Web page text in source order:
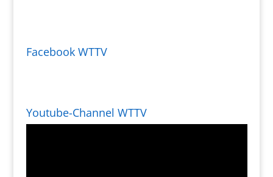
Facebook WTTV
Youtube-Channel WTTV